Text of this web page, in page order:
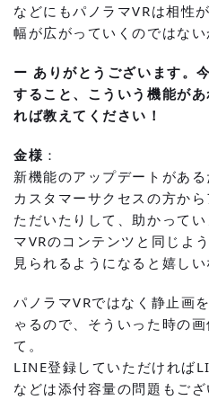
などにもパノラマVRは相性
幅が広がっていくのではない
ー ありがとうございます。
すること、こういう機能が
れば教えてください！
金様 ：
新機能のアップデートがあ
カスタマーサクセスの方か
ただいたりして、助かって
マVRのコンテンツと同じよ
見られるようになると嬉しい
パノラマVRではなく静止画
ゃるので、そういった時の
て。
LINE登録していただければ
などは添付容量の問題もご